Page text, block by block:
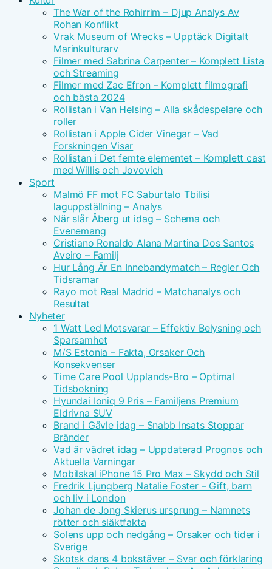
The War of the Rohirrim – Djup Analys Av
Rohan Konflikt
Vrak Museum of Wrecks – Upptäck Digitalt
Marinkulturarv
Filmer med Sabrina Carpenter – Komplett Lista
och Streaming
Filmer med Zac Efron – Komplett filmografi
och bästa 2024
Rollistan i Van Helsing – Alla skådespelare och
roller
Rollistan i Apple Cider Vinegar – Vad
Forskningen Visar
Rollistan i Det femte elementet – Komplett cast
med Willis och Jovovich
Sport
Malmö FF mot FC Saburtalo Tbilisi
laguppställning – Analys
När slår Åberg ut idag – Schema och
Evenemang
Cristiano Ronaldo Alana Martina Dos Santos
Aveiro – Familj
Hur Lång Är En Innebandymatch – Regler Och
Tidsramar
Rayo mot Real Madrid – Matchanalys och
Resultat
Nyheter
1 Watt Led Motsvarar – Effektiv Belysning och
Sparsamhet
M/S Estonia – Fakta, Orsaker Och
Konsekvenser
Time Care Pool Upplands-Bro – Optimal
Tidsbokning
Hyundai Ioniq 9 Pris – Familjens Premium
Eldrivna SUV
Brand i Gävle idag – Snabb Insats Stoppar
Bränder
Vad är vädret idag – Uppdaterad Prognos och
Aktuella Varningar
Mobilskal iPhone 15 Pro Max – Skydd och Stil
Fredrik Ljungberg Natalie Foster – Gift, barn
och liv i London
Johan de Jong Skierus ursprung – Namnets
rötter och släktfakta
Solens upp och nedgång – Orsaker och tider i
Sverige
Skotsk dans 4 bokstäver – Svar och förklaring